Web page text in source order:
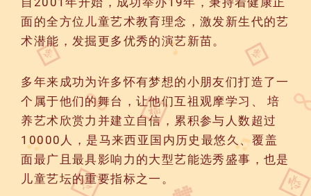
面的全方位儿童艺术教育理念，激发新生代的艺
术潜能，发掘更多优秀的演艺新苗。
多年来成功为许多怀有梦想的小朋友们打造了一
个属于他们的舞台，让他们互祖观摩学习、 培
养艺术欣赏力并建立自信，累积参与人数超过
10000人，是马来西亚国内历史最悠久、覆盖
面最广且最具影响力的大型艺能选秀盛事，也是
儿童艺坛的重要指标之一。